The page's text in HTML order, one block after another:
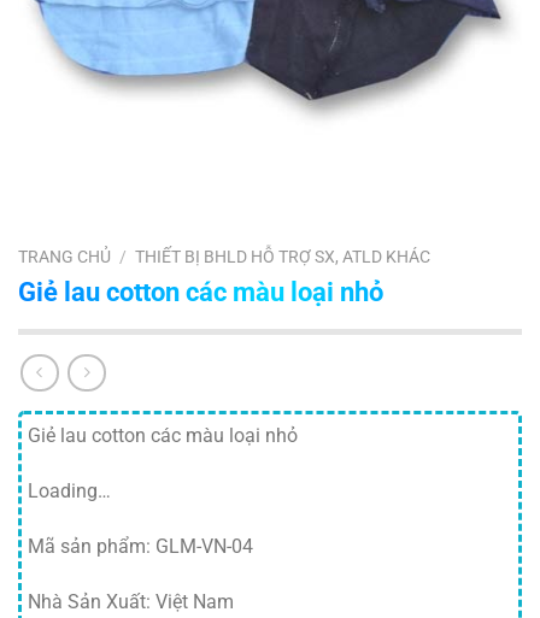
TRANG CHỦ / THIẾT BỊ BHLD HỖ TRỢ SX, ATLD KHÁC
Giẻ lau cotton các màu loại nhỏ
Giẻ lau cotton các màu loại nhỏ
Loading…
Mã sản phẩm: GLM-VN-04
Nhà Sản Xuất: Việt Nam